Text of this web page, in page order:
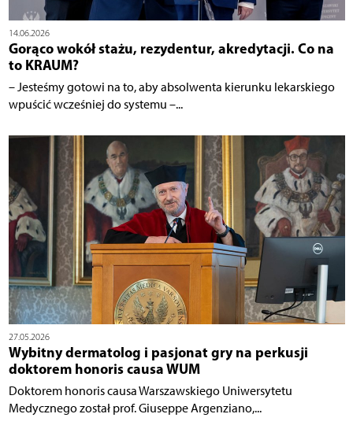
14.06.2026
Gorąco wokół stażu, rezydentur, akredytacji. Co na
to KRAUM?
– Jesteśmy gotowi na to, aby absolwenta kierunku lekarskiego
wpuścić wcześniej do systemu –...
27.05.2026
Wybitny dermatolog i pasjonat gry na perkusji
doktorem honoris causa WUM
Doktorem honoris causa Warszawskiego Uniwersytetu
Medycznego został prof. Giuseppe Argenziano,...